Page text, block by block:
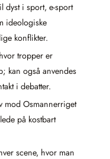
dyst i sport, e-sport
ideologiske
konflikter.
tropper er
kan også anvendes
i debatter.
mod Osmannerriget
på kostbart
scene, hvor man